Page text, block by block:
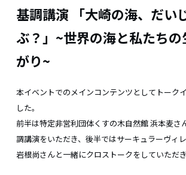
基調講演 「大崎の海、だい
ぶ？」~世界の海と私たち
がり~
本イベントでのメインコンテンツとしてトーク
した。
前半は特定非営利団体くすの木自然館 浜本麦さ
調講演をいただき、後半ではサーキュラーヴィ
岩根尚さんと一緒にクロストークをしていただき